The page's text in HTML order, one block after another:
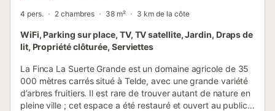
4 pers. 2 chambres 38 m² 3 km de la côte
WiFi, Parking sur place, TV, TV satellite, Jardin, Draps de
lit, Propriété clôturée, Serviettes
La Finca La Suerte Grande est un domaine agricole de 35
000 mètres carrés situé à Telde, avec une grande variété
d’arbres fruitiers. Il est rare de trouver autant de nature en
pleine ville ; cet espace a été restauré et ouvert au public